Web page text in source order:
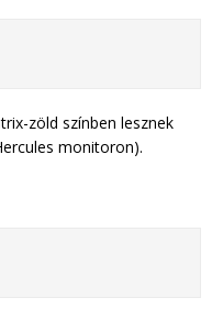
zöld színben lesznek
monitoron).